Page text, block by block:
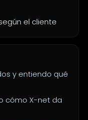
el cliente
y entiendo qué
cómo X-net da